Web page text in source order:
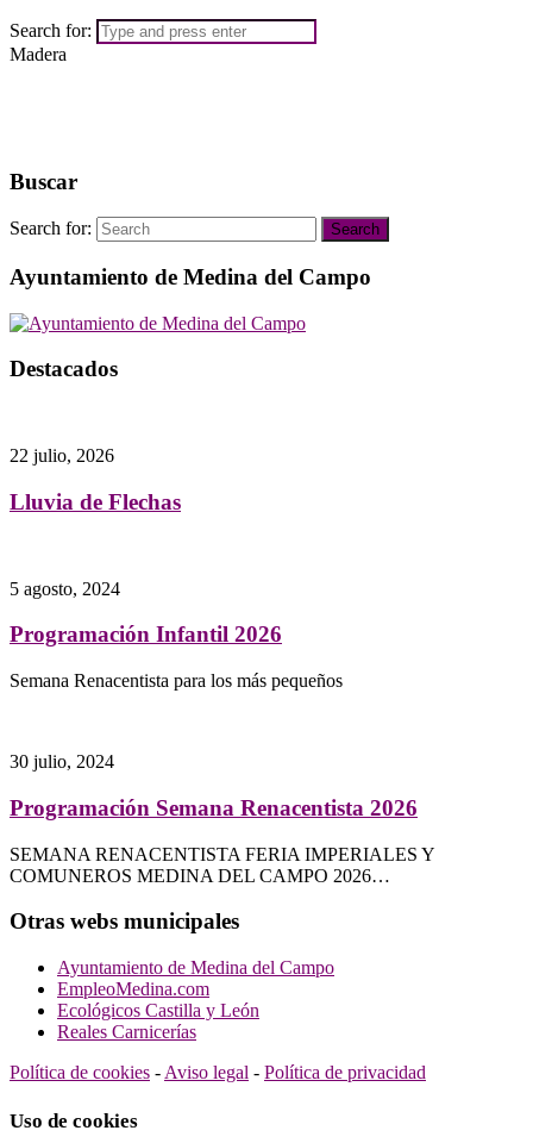
Search for:
Madera
Buscar
Search for: Search
Ayuntamiento de Medina del Campo
Destacados
22 julio, 2026
Lluvia de Flechas
5 agosto, 2024
Programación Infantil 2026
Semana Renacentista para los más pequeños
30 julio, 2024
Programación Semana Renacentista 2026
SEMANA RENACENTISTA FERIA IMPERIALES Y
COMUNEROS MEDINA DEL CAMPO 2026…
Otras webs municipales
Ayuntamiento de Medina del Campo
EmpleoMedina.com
Ecológicos Castilla y León
Reales Carnicerías
Política de cookies - Aviso legal - Política de privacidad
Uso de cookies